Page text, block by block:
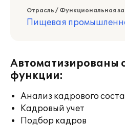
Отрасль / Функциональная
Пищевая
Автоматизированы
функции:
Анализ кадрового
Кадровый учет
Подбор кадров